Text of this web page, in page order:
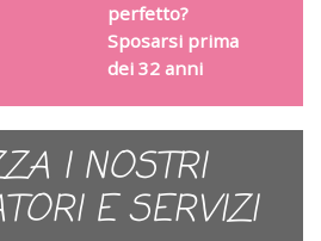
perfetto?
Sposarsi prima
dei 32 anni
I NOSTRI
E SERVIZI